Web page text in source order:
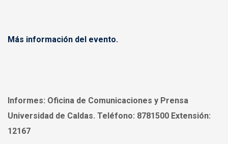
Más información del evento.
Informes: Oficina de Comunicaciones y Prensa
Universidad de Caldas. Teléfono: 8781500 Extensión:
12167